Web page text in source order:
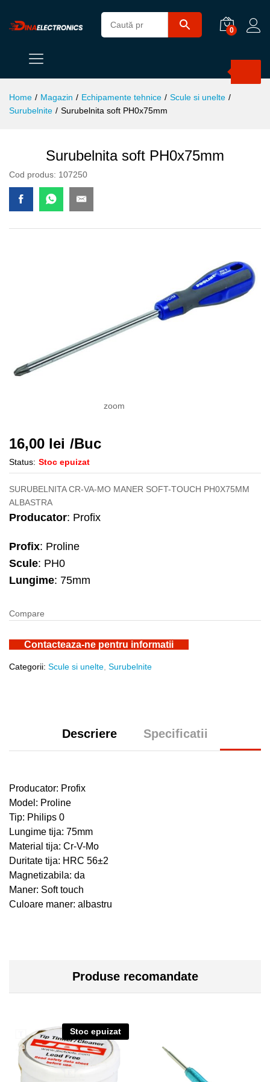
0
Home / Magazin / Echipamente tehnice / Scule si unelte /
Surubelnite / Surubelnita soft PH0x75mm
Surubelnita soft PH0x75mm
Cod produs: 107250
zoom
16,00 lei /Buc
Status: Stoc epuizat
SURUBELNITA CR-VA-MO MANER SOFT-TOUCH PH0X75MM
ALBASTRA
Producator: Profix
Profix: Proline
Scule: PH0
Lungime: 75mm
Compare
Contacteaza-ne pentru informatii
Categorii: Scule si unelte, Surubelnite
Descriere Specificatii
Producator: Profix
Model: Proline
Tip: Philips 0
Lungime tija: 75mm
Material tija: Cr-V-Mo
Duritate tija: HRC 56±2
Magnetizabila: da
Maner: Soft touch
Culoare maner: albastru
Produse recomandate
Stoc epuizat